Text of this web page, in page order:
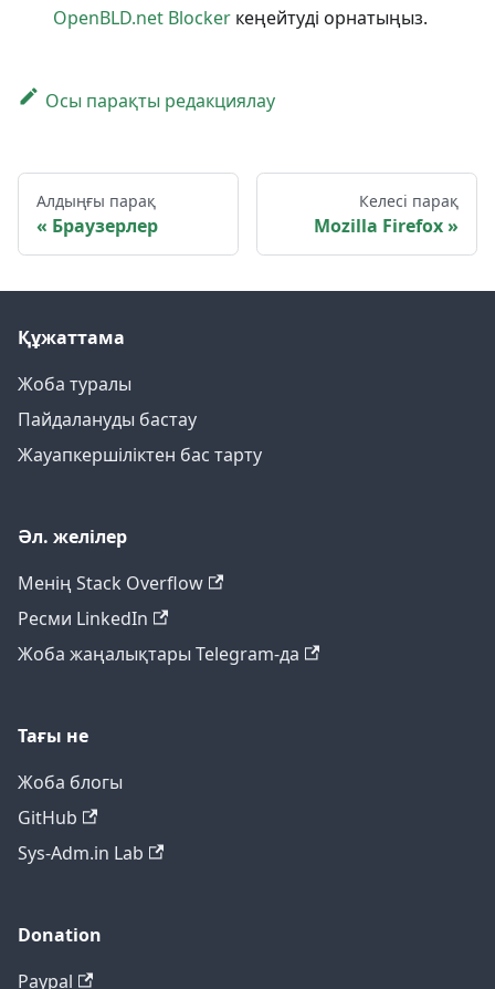
OpenBLD.net Blocker кеңейтуді орнатыңыз.
Осы парақты редакциялау
Алдыңғы парақ
Браузерлер
Келесі парақ
Mozilla Firefox
Құжаттама
Жоба туралы
Пайдалануды бастау
Жауапкершіліктен бас тарту
Әл. желілер
Менің Stack Overflow
Ресми LinkedIn
Жоба жаңалықтары Telegram-да
Тағы не
Жоба блогы
GitHub
Sys-Adm.in Lab
Donation
Paypal